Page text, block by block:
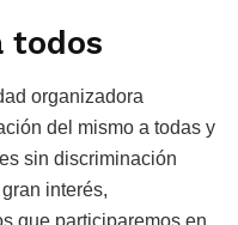
todos
organizadora
del mismo a todas y
sin discriminación
interés,
que participaremos en